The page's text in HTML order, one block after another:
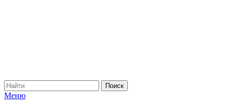
Меню